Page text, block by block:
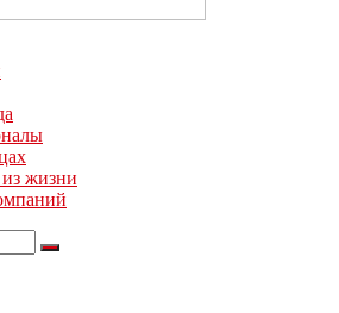
жизни